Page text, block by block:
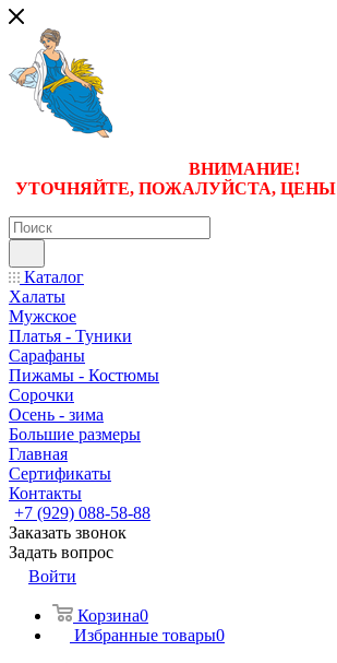
ВНИМАНИЕ!
УТОЧНЯЙТЕ, ПОЖАЛУЙСТА, ЦЕНЫ
Каталог
Халаты
Мужское
Платья - Туники
Сарафаны
Пижамы - Костюмы
Сорочки
Oсень - зима
Большие размеры
Главная
Сертификаты
Контакты
+7 (929) 088-58-88
Заказать звонок
Задать вопрос
Войти
Корзина0
Избранные товары0